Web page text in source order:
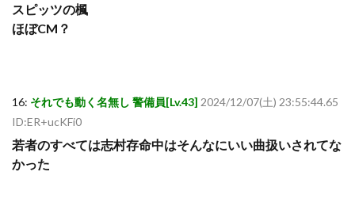
スピッツの楓
ほぼCM？
16: それでも動く名無し 警備員[Lv.43] 2024/12/07(土) 23:55:44.65
ID:ER+ucKFi0
若者のすべては志村存命中はそんなにいい曲扱いされてな
かった